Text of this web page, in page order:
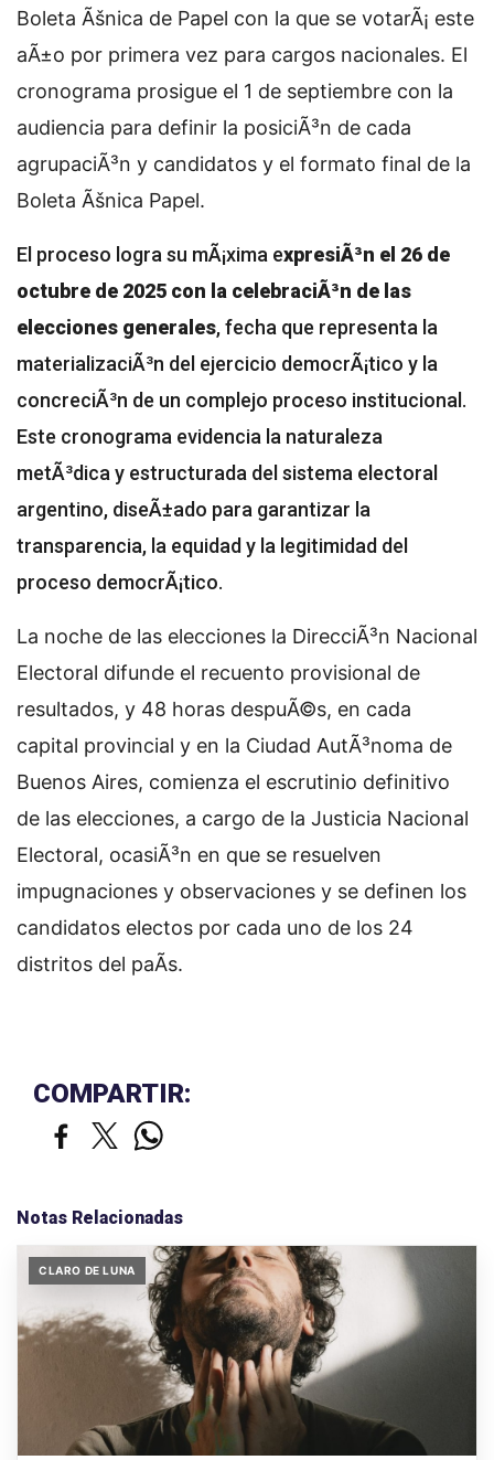
Boleta Ãšnica de Papel con la que se votarÃ¡ este
aÃ±o por primera vez para cargos nacionales. El
cronograma prosigue el 1 de septiembre con la
audiencia para definir la posiciÃ³n de cada
agrupaciÃ³n y candidatos y el formato final de la
Boleta Ãšnica Papel.
El proceso logra su mÃ¡xima expresiÃ³n el 26 de
octubre de 2025 con la celebraciÃ³n de las
elecciones generales, fecha que representa la
materializaciÃ³n del ejercicio democrÃ¡tico y la
concreciÃ³n de un complejo proceso institucional.
Este cronograma evidencia la naturaleza
metÃ³dica y estructurada del sistema electoral
argentino, diseÃ±ado para garantizar la
transparencia, la equidad y la legitimidad del
proceso democrÃ¡tico.
La noche de las elecciones la DirecciÃ³n Nacional
Electoral difunde el recuento provisional de
resultados, y 48 horas despuÃ©s, en cada
capital provincial y en la Ciudad AutÃ³noma de
Buenos Aires, comienza el escrutinio definitivo
de las elecciones, a cargo de la Justicia Nacional
Electoral, ocasiÃ³n en que se resuelven
impugnaciones y observaciones y se definen los
candidatos electos por cada uno de los 24
distritos del paÃ­s.
COMPARTIR:
Notas Relacionadas
CLARO DE LUNA